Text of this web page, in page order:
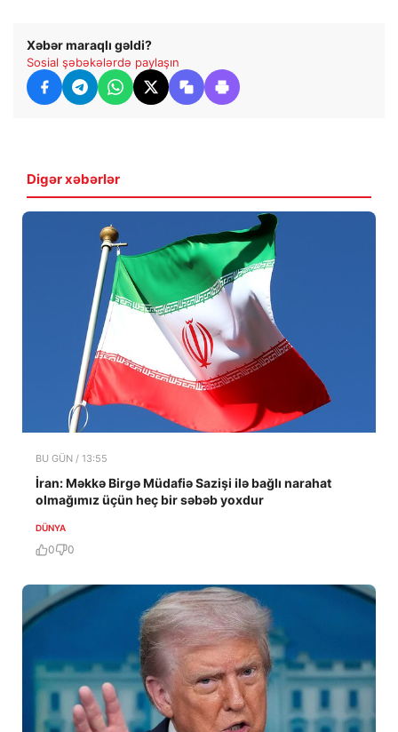
Xəbər maraqlı gəldi?
Sosial şəbəkələrdə paylaşın
Digər xəbərlər
BU GÜN / 13:55
İran: Məkkə Birgə Müdafiə Sazişi ilə bağlı narahat
olmağımız üçün heç bir səbəb yoxdur
DÜNYA
0 0